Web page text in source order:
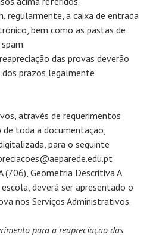
regularmente, a caixa de entrada
bem como as pastas de
das provas deverão
prazos legalmente
através de requerimentos
toda a documentação,
para o seguinte
(706), Geometria Descritiva A
deverá ser apresentado o
nos Serviços Administrativos.
para a reapreciação das